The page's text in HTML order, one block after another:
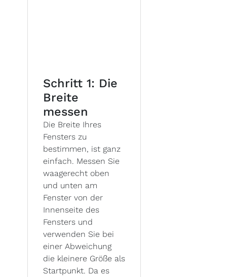
Schritt 1: Die
Breite
messen
Die Breite Ihres
Fensters zu
bestimmen, ist ganz
einfach. Messen Sie
waagerecht oben
und unten am
Fenster von der
Innenseite des
Fensters und
verwenden Sie bei
einer Abweichung
die kleinere Größe als
Startpunkt. Da es